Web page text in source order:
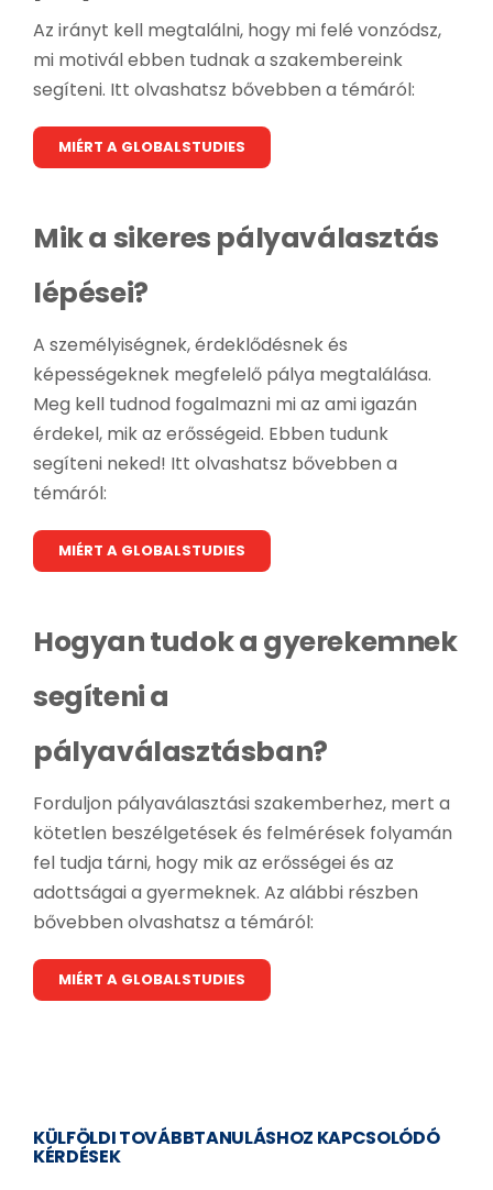
Az irányt kell megtalálni, hogy mi felé vonzódsz,
mi motivál ebben tudnak a szakembereink
segíteni. Itt olvashatsz bővebben a témáról:
MIÉRT A GLOBALSTUDIES
Mik a sikeres pályaválasztás
lépései?
A személyiségnek, érdeklődésnek és
képességeknek megfelelő pálya megtalálása.
Meg kell tudnod fogalmazni mi az ami igazán
érdekel, mik az erősségeid. Ebben tudunk
segíteni neked! Itt olvashatsz bővebben a
témáról:
MIÉRT A GLOBALSTUDIES
Hogyan tudok a gyerekemnek
segíteni a
pályaválasztásban?
Forduljon pályaválasztási szakemberhez, mert a
kötetlen beszélgetések és felmérések folyamán
fel tudja tárni, hogy mik az erősségei és az
adottságai a gyermeknek. Az alábbi részben
bővebben olvashatsz a témáról:
MIÉRT A GLOBALSTUDIES
KÜLFÖLDI TOVÁBBTANULÁSHOZ KAPCSOLÓDÓ
KÉRDÉSEK